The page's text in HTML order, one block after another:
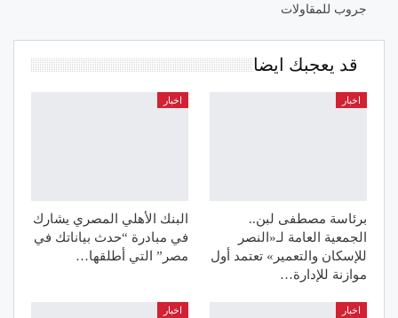
جروب للمقاولات
قد يعجبك ايضا
اخبار
برئاسة مصطفى لبن..
الجمعية العامة لـ«النصر
للإسكان والتعمير» تعتمد أول
موازنة للإدارة…
اخبار
البنك الأهلي المصري يشارك
في مبادرة “حدث بياناتك في
مصر” التي أطلقها…
اخبار اخبار